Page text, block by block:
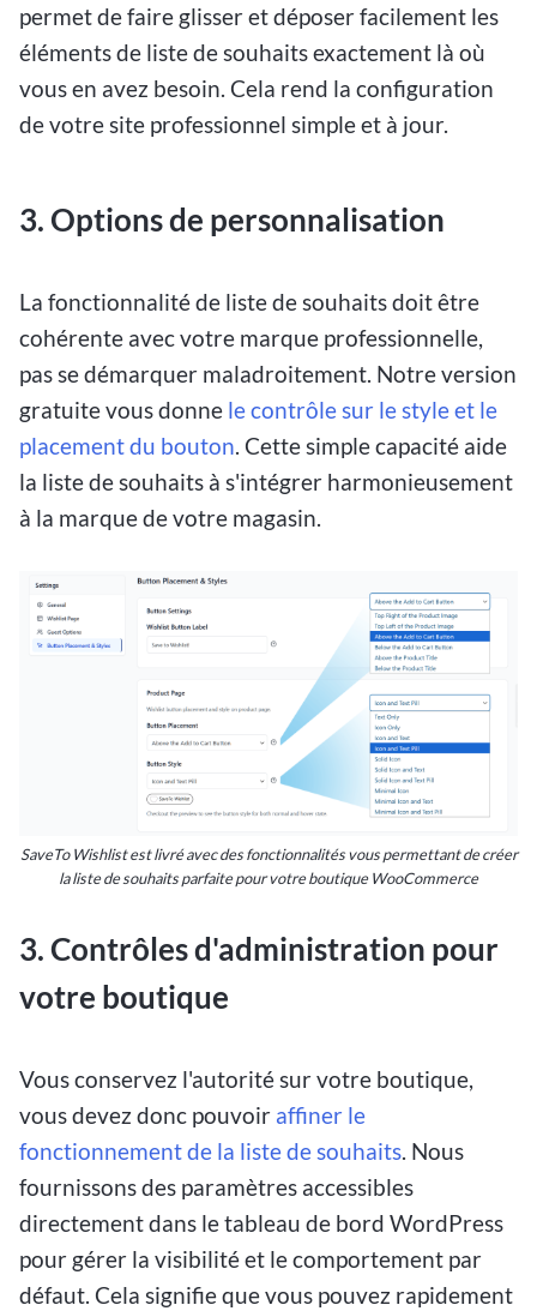
permet de faire glisser et déposer facilement les
éléments de liste de souhaits exactement là où
vous en avez besoin. Cela rend la configuration
de votre site professionnel simple et à jour.
3. Options de personnalisation
La fonctionnalité de liste de souhaits doit être
cohérente avec votre marque professionnelle,
pas se démarquer maladroitement. Notre version
gratuite vous donne le contrôle sur le style et le
placement du bouton. Cette simple capacité aide
la liste de souhaits à s'intégrer harmonieusement
à la marque de votre magasin.
SaveTo Wishlist est livré avec des fonctionnalités vous permettant de créer
la liste de souhaits parfaite pour votre boutique WooCommerce
3. Contrôles d'administration pour
votre boutique
Vous conservez l'autorité sur votre boutique,
vous devez donc pouvoir affiner le
fonctionnement de la liste de souhaits. Nous
fournissons des paramètres accessibles
directement dans le tableau de bord WordPress
pour gérer la visibilité et le comportement par
défaut. Cela signifie que vous pouvez rapidement